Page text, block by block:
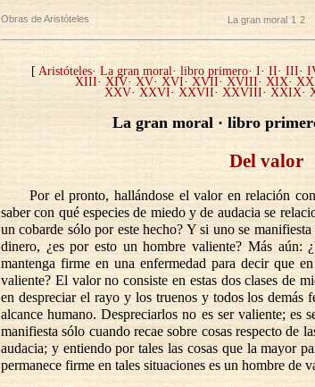
Obras de Aristóteles La gran moral 1 2
[ Aristóteles· La gran moral· libro primero· I· II· III·
XIII· XIV· XV· XVI· XVII· XVIII· XIX· XX
XXV· XXVI· XXVII· XXVIII· XXIX·
La gran moral · libro
Del valor
Por el pronto, hallándose el valor en relación
saber con qué especies de miedo y de audacia se
un cobarde sólo por este hecho? Y si uno se
dinero, ¿es por esto un hombre valiente? Más aún:
mantenga firme en una enfermedad para decir que
valiente? El valor no consiste en estas dos clases de
en despreciar el rayo y los truenos y todos los demás
alcance humano. Despreciarlos no es ser valiente; es
manifiesta sólo cuando recae sobre cosas respecto de
audacia; y entiendo por tales las cosas que la mayor
permanece firme en tales situaciones es un hombre de